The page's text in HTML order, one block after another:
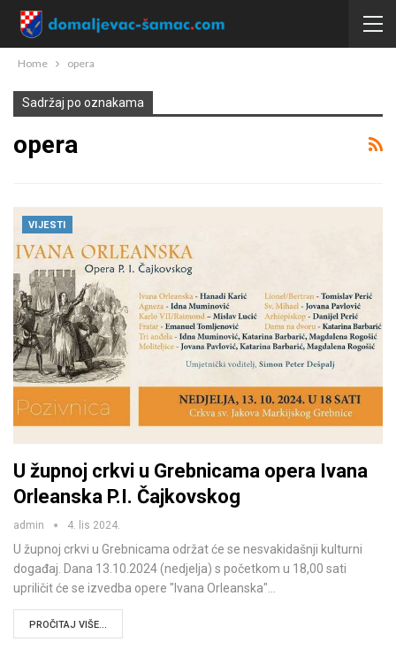
Home opera
Sadržaj po oznakama
opera
VIJESTI
U župnoj crkvi u Grebnicama opera Ivana
Orleanska P.I. Čajkovskog
admin 4. lis 2024.
U župnoj crkvi u Grebnicama održat će se nesvakidašnji kulturni
događaj. Dana 13.10.2024 (nedjelja) s početkom u 18,00 sati
upriličit će se izvedba opere "Ivana Orleanska"…
PROČITAJ VIŠE...